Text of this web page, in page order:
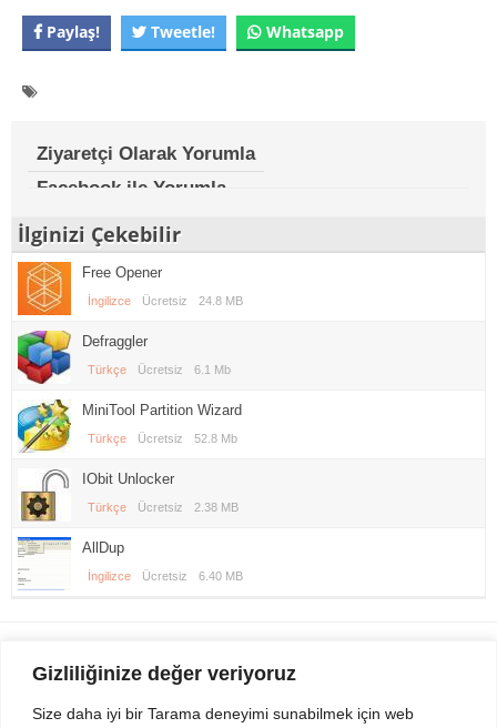
Gizliliğinize değer veriyoruz
Size daha iyi bir Tarama deneyimi sunabilmek için web
Paylaş! Tweetle! Whatsapp
Ziyaretçi Olarak Yorumla
Facebook ile Yorumla
İlginizi Çekebilir
Free Opener
İngilizce Ücretsiz 24.8 MB
Defraggler
Türkçe Ücretsiz 6.1 Mb
MiniTool Partition Wizard
Türkçe Ücretsiz 52.8 Mb
IObit Unlocker
Türkçe Ücretsiz 2.38 MB
AllDup
İngilizce Ücretsiz 6.40 MB
Gezi Seyahat indirvip apk